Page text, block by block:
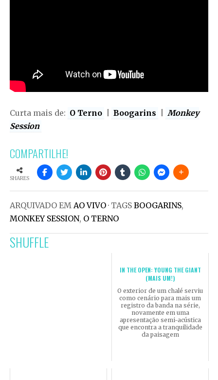
Curta mais de: O Terno Boogarins
Monkey
Session
COMPARTILHE!
SHARES
ARQUIVADO EM AO VIVO · TAGS BOOGARINS,
MONKEY SESSION, O TERNO
SHUFFLE
IN THE OPEN: YOUNG THE GIANT
(MAIS UM!)
O exterior de um chalé serviu
como cenário para mais um
registro da banda na série,
novamente em uma
apresentação semi-acústica
que encontra a tranquilidade
da paisagem